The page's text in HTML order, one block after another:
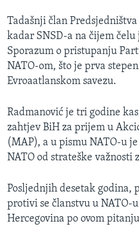
Tadašnji član
kadar SNSD-a na čijem
Sporazum o pristupanju
NATO-om, što je prva
Evroaatlanskom savezu.
Radmanović je tri godine
zahtjev BiH za prijem u
(MAP), a u pismu NATO-u
NATO od strateške važnosti
Posljednjih desetak godina,
protivi se članstvu u NATO-
Hercegovina po ovom